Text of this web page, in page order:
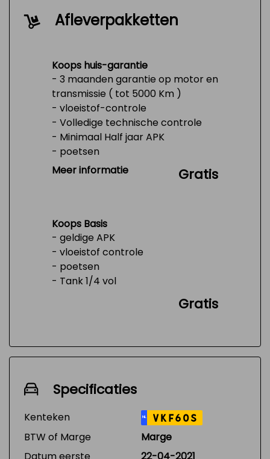
Afleverpakketten
Koops huis-garantie
- 3 maanden garantie op motor en
transmissie ( tot 5000 Km )
- vloeistof-controle
- Volledige technische controle
- Minimaal Half jaar APK
- poetsen
- Tank 1/4 vol
Meer informatie Gratis
Koops Basis
- geldige APK
- vloeistof controle
- poetsen
- Tank 1/4 vol
Gratis
Specificaties
Kenteken NL VKF60S
BTW of Marge
Marge